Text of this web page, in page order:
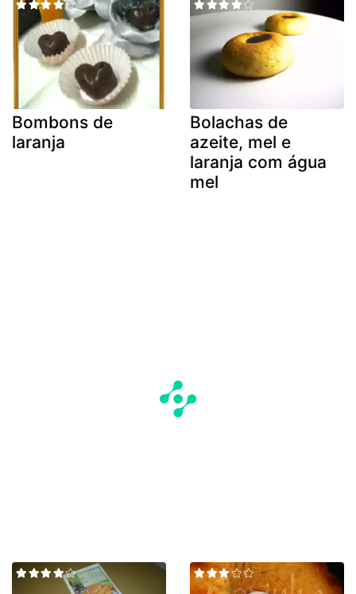
Bombons de
laranja
Bolachas de
azeite, mel e
laranja com água
mel